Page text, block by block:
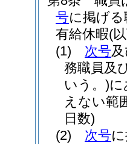
号に掲げ
有給休暇(
(1)
次号
務職員及
いう。)に
えない範
日数)
(2)
次号